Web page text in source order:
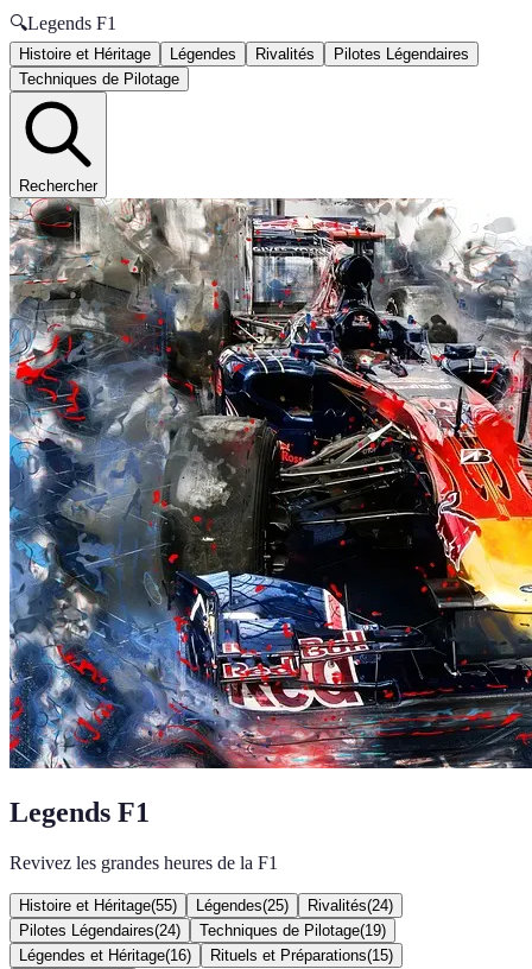
🔍Legends F1
Histoire et Héritage Légendes Rivalités
Pilotes Légendaires
Techniques de Pilotage
Rechercher
Legends F1
Revivez les grandes heures de la F1
Histoire et Héritage(55) Légendes(25) Rivalités(24)
Pilotes Légendaires(24) Techniques de Pilotage(19)
Légendes et Héritage(16) Rituels et Préparations(15)